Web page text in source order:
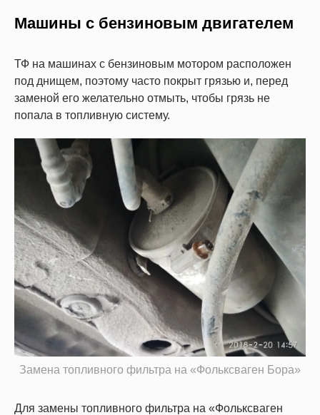
Машины с бензиновым двигателем
ТФ на машинах с бензиновым мотором расположен
под днищем, поэтому часто покрыт грязью и, перед
заменой его желательно отмыть, чтобы грязь не
попала в топливную систему.
Замена топливного фильтра на «Фольксваген Бора»
Для замены топливного фильтра на «Фольксваген